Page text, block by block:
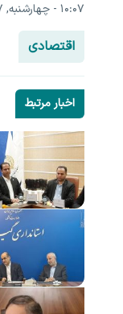
۱۰:۰۷ - چهارشنبه, ۱۷ آذر, ۱۴۰۰
اقتصادی
اخبار مرتبط